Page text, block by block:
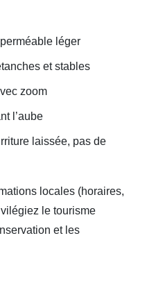
léger
et stables
zoom
l’aube
laissée, pas de
locales (horaires,
le tourisme
et les